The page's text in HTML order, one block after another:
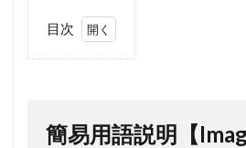
目次
2
簡易用語説明【